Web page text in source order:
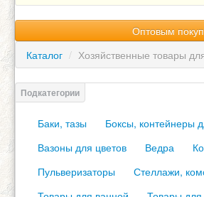
Оптовым
Каталог / Хозяйственные товары
Баки, тазы
Боксы, контейнеры
Вазоны для цветов
Ведра
Пульверизаторы
Стеллажи,